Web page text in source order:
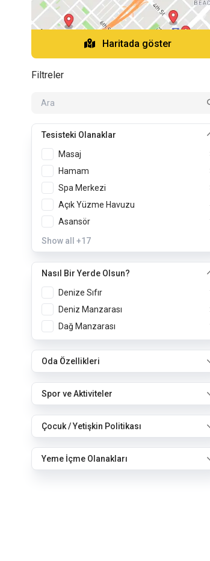
Haritada göster
Filtreler
Tesisteki Olanaklar
Masaj
Hamam
Spa Merkezi
Açık Yüzme Havuzu
Asansör
Show all +17
Nasıl Bir Yerde Olsun?
Denize Sıfır
Deniz Manzarası
Dağ Manzarası
Oda Özellikleri
Spor ve Aktiviteler
Çocuk / Yetişkin Politikası
Yeme İçme Olanakları